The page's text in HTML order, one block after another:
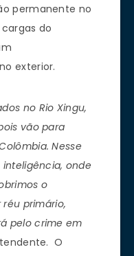
permanente no
do
exterior.
no Rio Xingu,
vão para
Nesse
onde
o
primário,
pelo crime em
O